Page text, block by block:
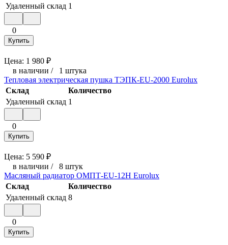
Удаленный склад 1
0
Купить
Цена: 1 980 ₽
в наличии / 1 штука
Тепловая электрическая пушка ТЭПК-EU-2000 Eurolux
Склад
Количество
Удаленный склад 1
0
Купить
Цена: 5 590 ₽
в наличии / 8 штук
Масляный радиатор ОМПТ-EU-12Н Eurolux
Склад
Количество
Удаленный склад 8
0
Купить